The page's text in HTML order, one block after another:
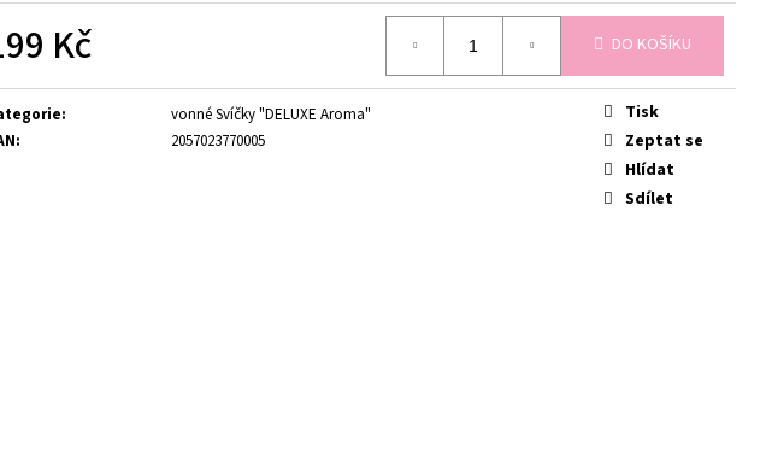
Kč DO KOŠÍKU
:
vonné Svíčky "DELUXE Aroma"
: 2057023770005
Tisk
Zeptat se
Hlídat
Sdílet
101 RŮŽÍ , RŮŽOVÉ